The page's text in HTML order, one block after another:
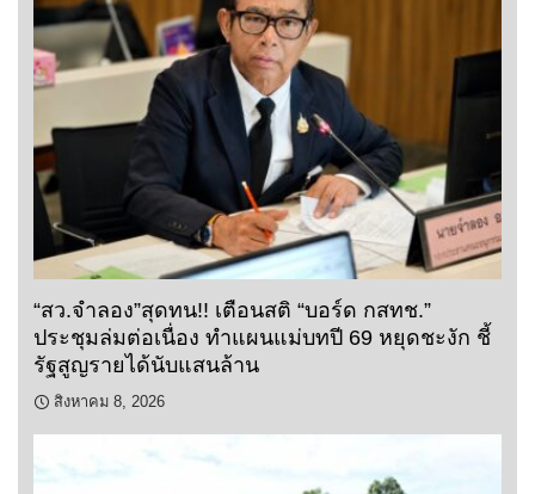
“สว.จำลอง”สุดทน!! เตือนสติ “บอร์ด กสทช.”
ประชุมล่มต่อเนื่อง ทำแผนแม่บทปี 69 หยุดชะงัก ชี้
รัฐสูญรายได้นับแสนล้าน
สิงหาคม 8, 2026